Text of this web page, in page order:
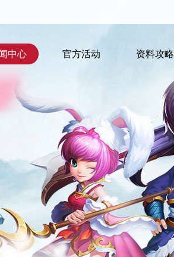
资料攻略
官方活动
中心